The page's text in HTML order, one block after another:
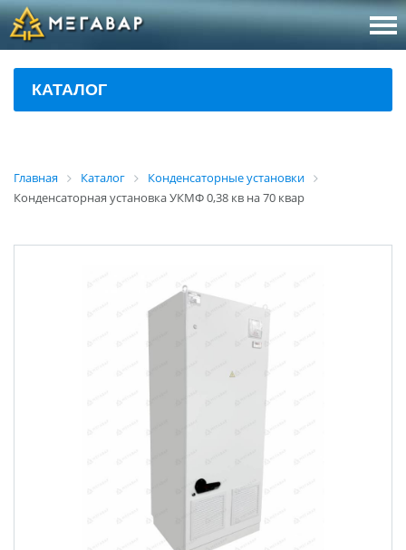
8
КАТАЛОГ
Главная Каталог
Конденсаторные установки
Конденсаторная установка УКМФ 0,38 кв на 70 квар